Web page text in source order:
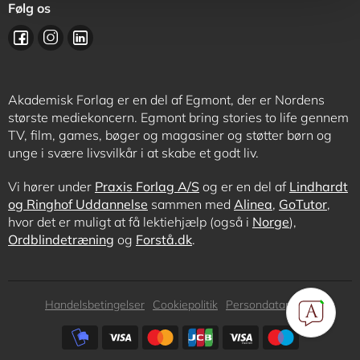
Følg os
Akademisk Forlag er en del af Egmont, der er Nordens
største mediekoncern. Egmont bring stories to life gennem
TV, film, games, bøger og magasiner og støtter børn og
unge i svære livsvilkår i at skabe et godt liv.
Vi hører under Praxis Forlag A/S og er en del af Lindhardt
og Ringhof Uddannelse sammen med Alinea, GoTutor,
hvor det er muligt at få lektiehjælp (også i Norge),
Ordblindetræning og Forstå.dk.
Subfooter
Handelsbetingelser Cookiepolitik
Persondatapolitik
Subfooter
payment